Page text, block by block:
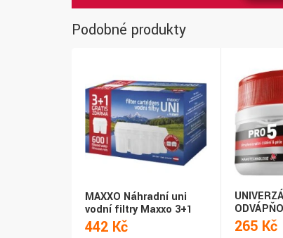
Podobné produkty
MAXXO Náhradní uni
vodní filtry Maxxo 3+1
442 Kč 265 Kč